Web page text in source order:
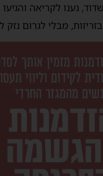
נענו לקריאה
מבלי לגרום נזק